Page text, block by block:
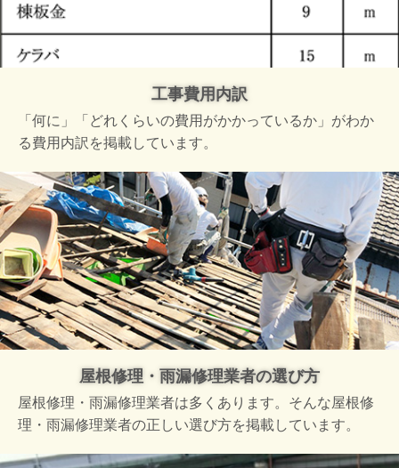
工事費用内訳
「何に」「どれくらいの費用がかかっているか」がわか
る費用内訳を掲載しています。
屋根修理・雨漏修理業者の選び方
屋根修理・雨漏修理業者は多くあります。そんな屋根修
理・雨漏修理業者の正しい選び方を掲載しています。